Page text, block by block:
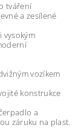
tváření
a zesílené
vysokým
vozíkem
konstrukce
a
záruku na plast.